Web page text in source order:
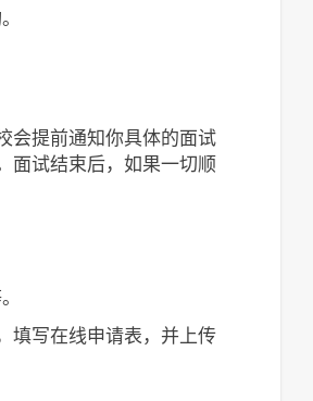
会提前通知你具体的面试
面试结束后，如果一切顺
写在线申请表，并上传